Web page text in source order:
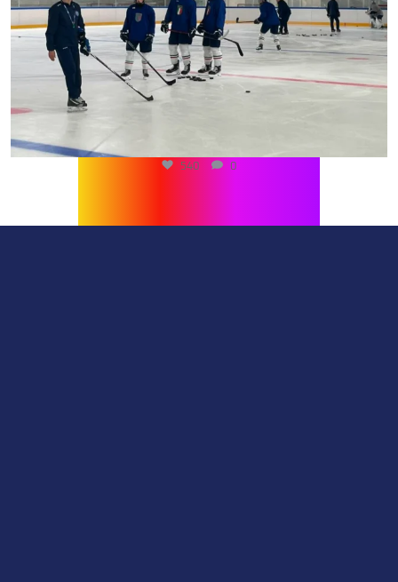
540 0